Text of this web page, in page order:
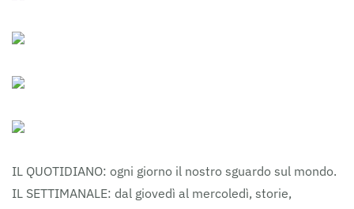
IL QUOTIDIANO: ogni giorno il nostro sguardo sul mondo.
IL SETTIMANALE: dal giovedì al mercoledì, storie,